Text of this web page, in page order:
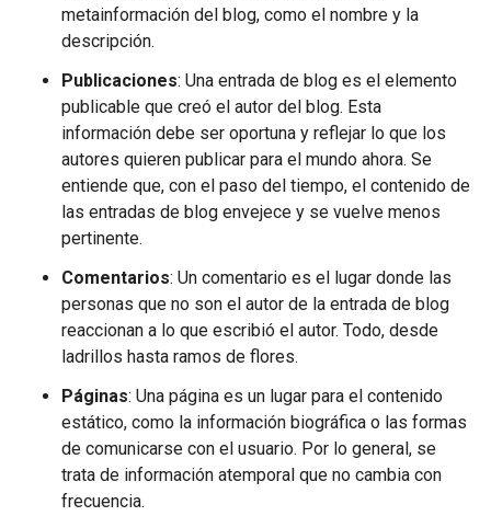
metainformación del blog, como el nombre y la
descripción.
Publicaciones: Una entrada de blog es el elemento
publicable que creó el autor del blog. Esta
información debe ser oportuna y reflejar lo que los
autores quieren publicar para el mundo ahora. Se
entiende que, con el paso del tiempo, el contenido de
las entradas de blog envejece y se vuelve menos
pertinente.
Comentarios: Un comentario es el lugar donde las
personas que no son el autor de la entrada de blog
reaccionan a lo que escribió el autor. Todo, desde
ladrillos hasta ramos de flores.
Páginas: Una página es un lugar para el contenido
estático, como la información biográfica o las formas
de comunicarse con el usuario. Por lo general, se
trata de información atemporal que no cambia con
frecuencia.